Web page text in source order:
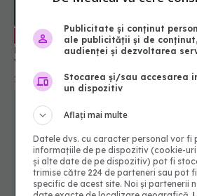
EXCLUSIV Ce trebuie să știi despre asigurările
medicale private și
Valentin Ionescu: Un
nimic. Vă induc în eroare
19 oct 2023, 11:41
Publicitate și conținut
ale publicității și de
audienței și dezvoltarea
Stocarea și/sau accesarea
un dispozitiv
Aflați mai multe
Datele dvs. cu caracter personal vor fi
informațiile de pe dispozitiv (cookie-
și alte date de pe dispozitiv) pot fi
trimise către 224 de parteneri sau pot
specific de acest site. Noi și partenerii